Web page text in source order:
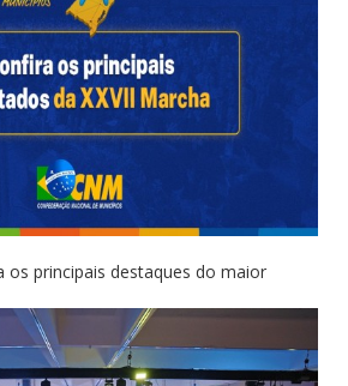
os principais destaques do maior